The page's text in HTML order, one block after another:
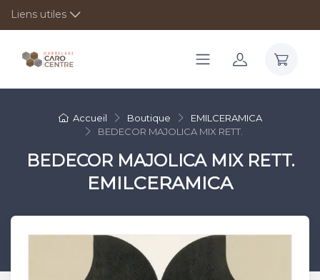
Liens utiles
Accueil Boutique
EMILCERAMICA
BEDECOR MAJOLICA MIX RETT.
BEDECOR MAJOLICA MIX RETT.
EMILCERAMICA